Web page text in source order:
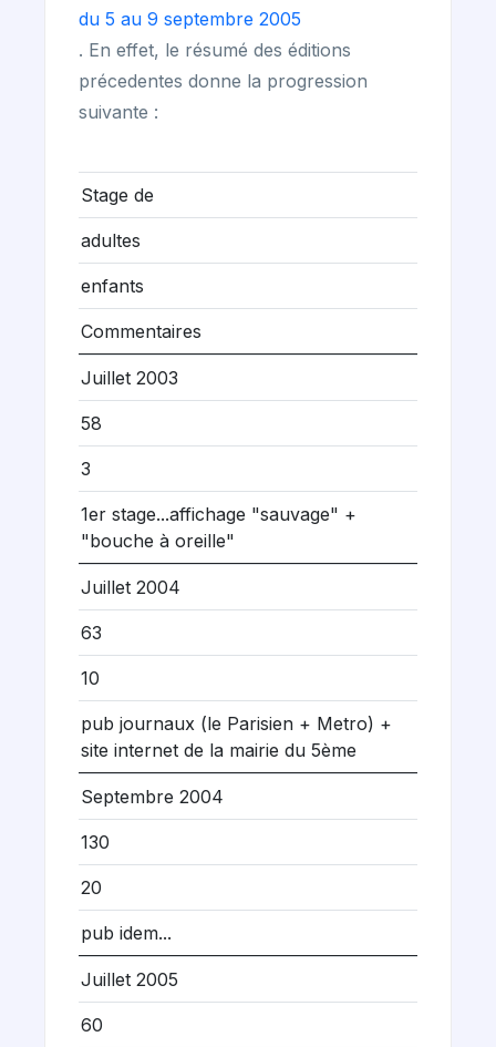
du 5 au 9 septembre 2005
. En effet, le résumé des éditions
précedentes donne la progression
suivante :
Stage de
adultes
enfants
Commentaires
Juillet 2003
58
3
1er stage...affichage "sauvage" +
"bouche à oreille"
Juillet 2004
63
10
pub journaux (le Parisien + Metro) +
site internet de la mairie du 5ème
Septembre 2004
130
20
pub idem...
Juillet 2005
60